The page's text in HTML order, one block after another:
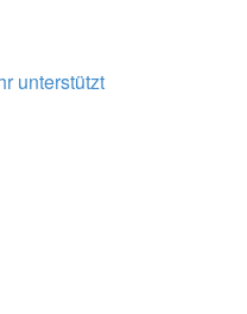
unterstützt